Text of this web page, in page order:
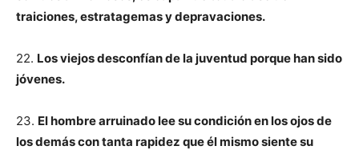
traiciones, estratagemas y depravaciones.
22. Los viejos desconfían de la juventud porque han sido
jóvenes.
23. El hombre arruinado lee su condición en los ojos de
los demás con tanta rapidez que él mismo siente su